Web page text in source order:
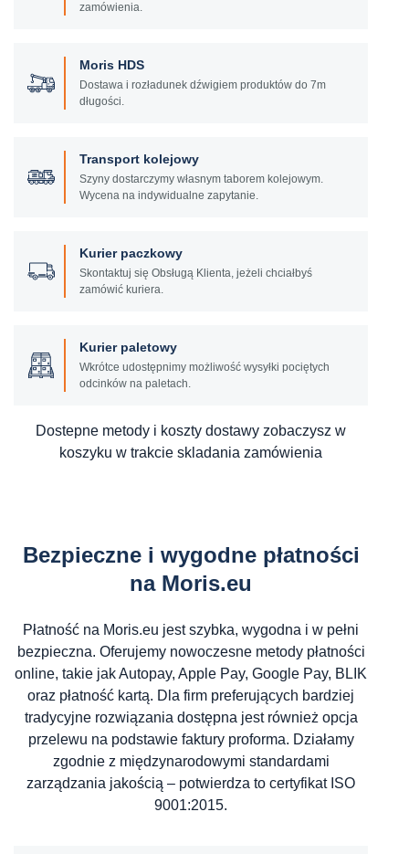
zamówienia.
Moris HDS
Dostawa i rozładunek dźwigiem produktów do 7m
długości.
Transport kolejowy
Szyny dostarczymy własnym taborem kolejowym.
Wycena na indywidualne zapytanie.
Kurier paczkowy
Skontaktuj się Obsługą Klienta, jeżeli chciałbyś
zamówić kuriera.
Kurier paletowy
Wkrótce udostępnimy możliwość wysyłki pociętych
odcinków na paletach.
Dostepne metody i koszty dostawy zobaczysz w
koszyku w trakcie skladania zamówienia
Bezpieczne i wygodne płatności
na Moris.eu
Płatność na Moris.eu jest szybka, wygodna i w pełni
bezpieczna. Oferujemy nowoczesne metody płatności
online, takie jak Autopay, Apple Pay, Google Pay, BLIK
oraz płatność kartą. Dla firm preferujących bardziej
tradycyjne rozwiązania dostępna jest również opcja
przelewu na podstawie faktury proforma. Działamy
zgodnie z międzynarodowymi standardami
zarządzania jakością – potwierdza to certyfikat ISO
9001:2015.